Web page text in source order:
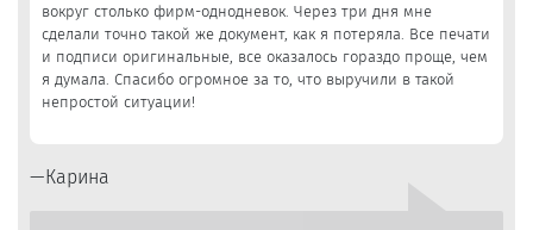
вокруг столько фирм-однодневок. Через три дня мне
сделали точно такой же документ, как я потеряла. Все печати
и подписи оригинальные, все оказалось гораздо проще, чем
я думала. Спасибо огромное за то, что выручили в такой
непростой ситуации!
Карина